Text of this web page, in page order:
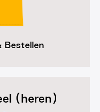
Bestellen
(heren)